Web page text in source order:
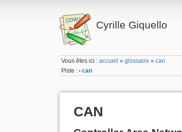
Cyrille Giquello
Vous êtes ici :accueil »glossaire »can
Piste : • can
CAN